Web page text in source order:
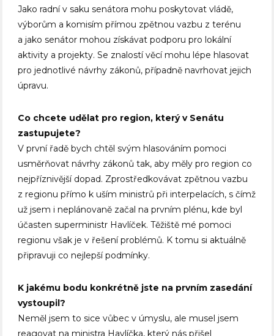
Jako radní v saku senátora mohu poskytovat vládě,
výborům a komisím přímou zpětnou vazbu z terénu
a jako senátor mohou získávat podporu pro lokální
aktivity a projekty. Se znalostí věcí mohu lépe hlasovat
pro jednotlivé návrhy zákonů, případně navrhovat jejich
úpravu.
Co chcete udělat pro region, který v Senátu
zastupujete?
V první řadě bych chtěl svým hlasováním pomoci
usměrňovat návrhy zákonů tak, aby měly pro region co
nejpříznivější dopad. Zprostředkovávat zpětnou vazbu
z regionu přímo k uším ministrů při interpelacích, s čímž
už jsem i neplánovaně začal na prvním plénu, kde byl
účasten superministr Havlíček. Těžiště mé pomoci
regionu však je v řešení problémů. K tomu si aktuálně
připravuji co nejlepší podmínky.
K jakému bodu konkrétně jste na prvním zasedání
vystoupil?
Neměl jsem to sice vůbec v úmyslu, ale musel jsem
reagovat na ministra Havlíčka, který nás přišel